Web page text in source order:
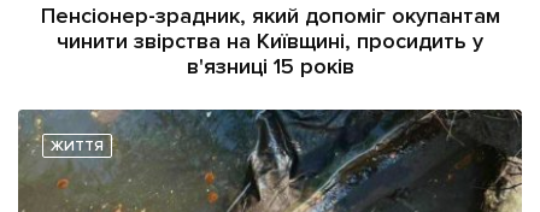
Пенсіонер-зрадник, який допоміг окупантам
чинити звірства на Київщині, просидить у
в'язниці 15 років
ЖИТТЯ